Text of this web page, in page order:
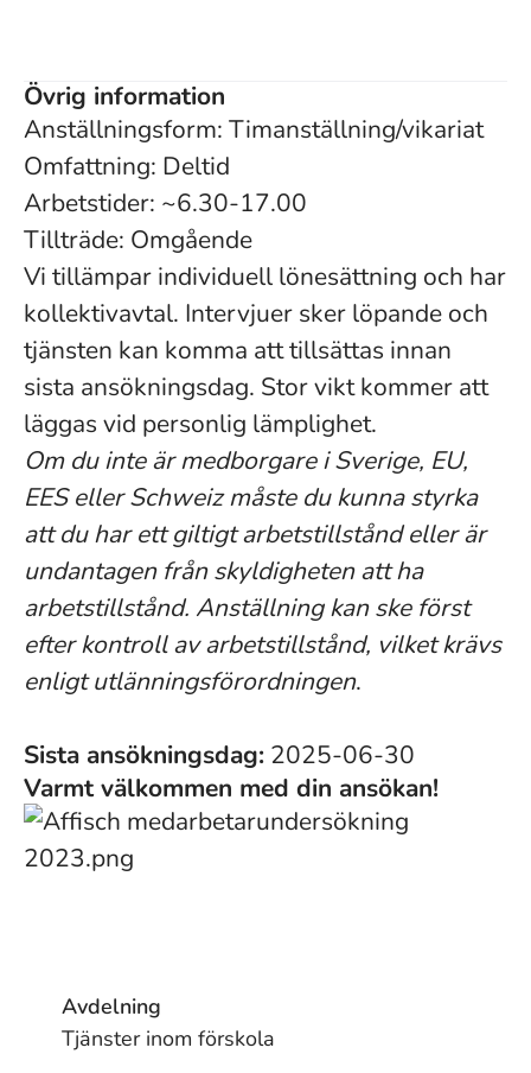
Övrig information
Anställningsform: Timanställning/vikariat
Omfattning: Deltid
Arbetstider: ~6.30-17.00
Tillträde: Omgående
Vi tillämpar individuell lönesättning och har
kollektivavtal. Intervjuer sker löpande och
tjänsten kan komma att tillsättas innan
sista ansökningsdag. Stor vikt kommer att
läggas vid personlig lämplighet.
Om du inte är medborgare i Sverige, EU,
EES eller Schweiz måste du kunna styrka
att du har ett giltigt arbetstillstånd eller är
undantagen från skyldigheten att ha
arbetstillstånd. Anställning kan ske först
efter kontroll av arbetstillstånd, vilket krävs
enligt utlänningsförordningen.
Sista ansökningsdag: 2025-06-30
Varmt välkommen med din ansökan!
Avdelning
Tjänster inom förskola